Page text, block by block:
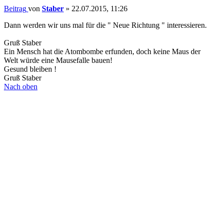
Beitrag von Staber » 22.07.2015, 11:26
Dann werden wir uns mal für die " Neue Richtung " interessieren.
Gruß Staber
Ein Mensch hat die Atombombe erfunden, doch keine Maus der
Welt würde eine Mausefalle bauen!
Gesund bleiben !
Gruß Staber
Nach oben